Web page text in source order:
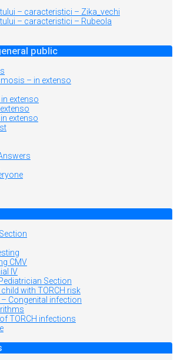
– caracteristici – Zika_vechi
– caracteristici – Rubeola
public
– in extenso
extenso
extenso
CMV
IV
Section
with TORCH risk
Congenital infection
TORCH infections